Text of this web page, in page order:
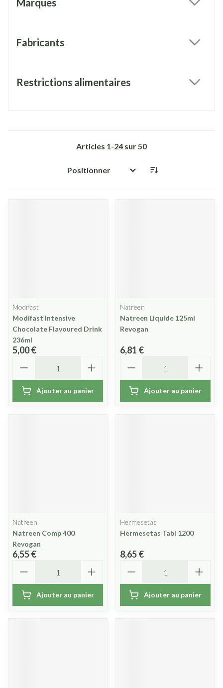
Marques
Fabricants
Restrictions alimentaires
Articles 1-24 sur50
Trier par:
Modifast
Modifast Intensive
Chocolate Flavoured Drink
236ml
5,00 €
Ajouter au panier
Natreen
Natreen Liquide 125ml
Revogan
6,81 €
Ajouter au panier
Natreen
Natreen Comp 400
Revogan
6,55 €
Ajouter au panier
Hermesetas
Hermesetas Tabl 1200
8,65 €
Ajouter au panier